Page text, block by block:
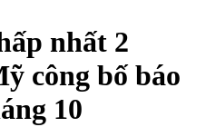
nhất 2
công bố báo
10